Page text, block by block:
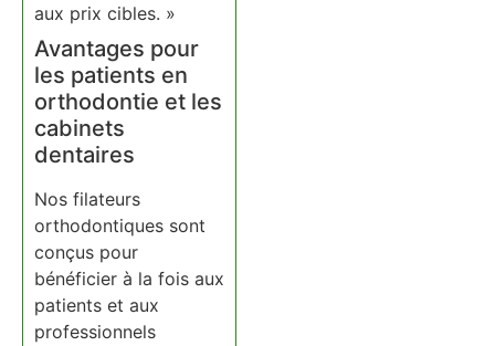
aux prix cibles. »
Avantages pour
les patients en
orthodontie et les
cabinets
dentaires
Nos filateurs
orthodontiques sont
conçus pour
bénéficier à la fois aux
patients et aux
professionnels